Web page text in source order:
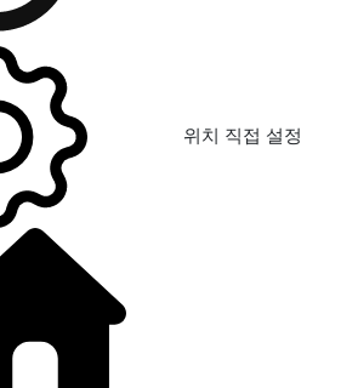
위치 직접 설정